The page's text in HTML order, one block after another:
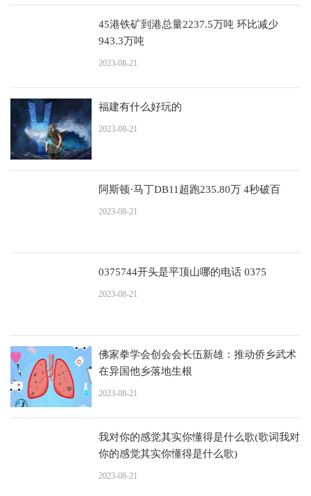
45港铁矿到港总量2237.5万吨 环比减少
943.3万吨
2023-08-21
福建有什么好玩的
2023-08-21
阿斯顿·马丁DB11超跑235.80万 4秒破百
2023-08-21
0375744开头是平顶山哪的电话 0375
2023-08-21
佛家拳学会创会会长伍新雄：推动侨乡武术
在异国他乡落地生根
2023-08-21
我对你的感觉其实你懂得是什么歌(歌词我对
你的感觉其实你懂得是什么歌)
2023-08-21